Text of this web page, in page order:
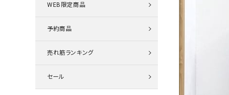
WEB限定商品
予約商品
売れ筋ランキング
セール